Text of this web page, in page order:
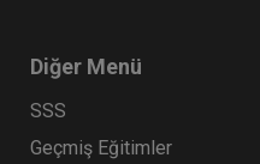
Diğer Menü
SSS
Geçmiş Eğitimler